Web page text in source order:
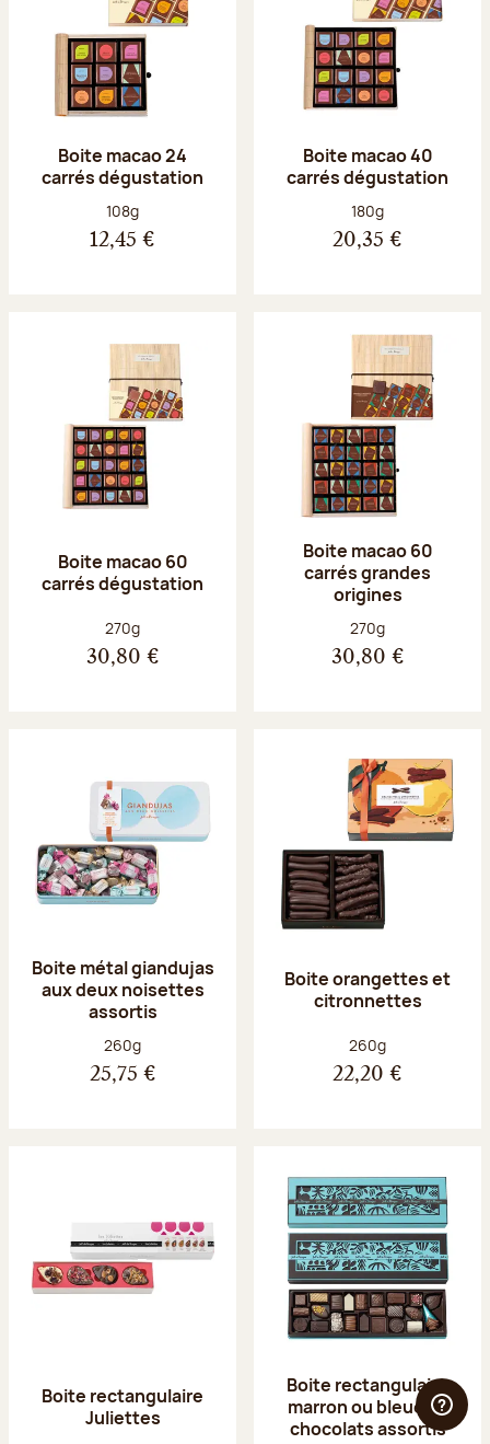
Boite macao 24
carrés dégustation
Poids net :
108g
12,45 €
Boite macao 40
carrés dégustation
Poids net :
180g
20,35 €
Boite macao 60
carrés dégustation
Poids net :
270g
30,80 €
Boite macao 60
carrés grandes
origines
Poids net :
270g
30,80 €
Boite métal giandujas
aux deux noisettes
assortis
Poids net :
260g
25,75 €
Boite orangettes et
citronnettes
Poids net :
260g
22,20 €
Boite rectangulaire
Juliettes
Boite rectangulaire
marron ou bleue 23
chocolats assortis